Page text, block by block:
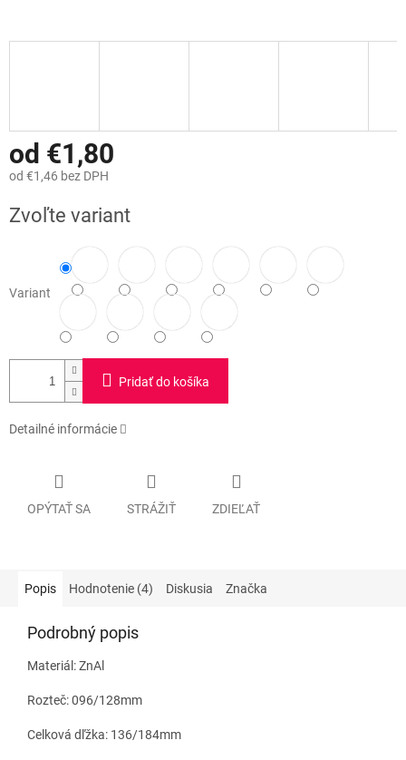
od €1,80
od €1,46 bez DPH
cena:
Zvoľte variant
Variant
Pridať do košíka
Detailné informácie
OPÝTAŤ SA STRÁŽIŤ ZDIEĽAŤ
Popis Hodnotenie (4) Diskusia Značka
Podrobný popis
Materiál: ZnAl
Rozteč: 096/128mm
Celková dľžka: 136/184mm